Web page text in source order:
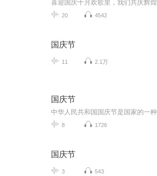
20 4542
国庆节
11 2.1万
国庆节
8 1726
国庆节
3 543